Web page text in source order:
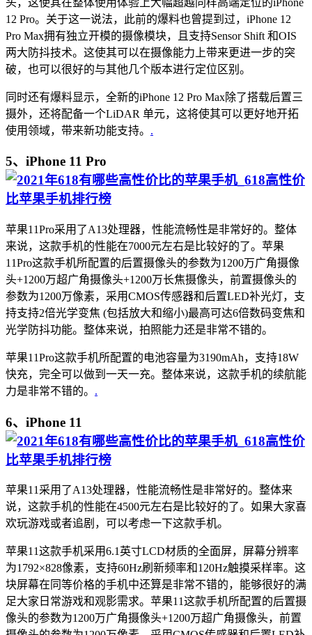
12 Pro。关于这一说法，此前的爆料也曾提到过，iPhone 12
Pro Max拥有独立开模的摄像模块，且支持Sensor Shift 和OIS
两大防抖技术。这使其可以在摄像能力上带来更进一步的突
破，也可以很好的与其他几个版本进行定位区别。
同时还有爆料显示，全新的iPhone 12 Pro Max除了搭载后置三
摄外，还将配备一个LiDAR 单元，这将使其可以更好地开拓
使用领域，带来新功能支持。 .
5、iPhone 11 Pro
苹果11Pro采用了A13处理器，性能流畅性是非常好的。整体
来说，这款手机的性能在7000元左右是比较好的了。苹果
11Pro这款手机所配置的后置摄像头的参数为1200万广角摄像
头+1200万超广角摄像头+1200万长焦摄像头，前置摄像头的
参数为1200万像素，采用CMOS传感器和后置LED补光灯，支
持支持2倍光学变焦 (包括放大和缩小)最高可达6倍数码变焦和
光学防抖功能。整体来说，拍照能力还是非常不错的。
苹果11Pro这款手机所配置的电池容量为3190mAh，支持18W
快充，完全可以做到一天一充。整体来说，这款手机的续航能
力是非常不错的。 .
6、iPhone 11
苹果11采用了A13处理器，性能流畅性是非常好的。整体来
说，这款手机的性能在4500元左右是比较好的了。如果大家喜
欢玩游戏或者追剧，可以考虑一下这款手机。
苹果11这款手机采用6.1英寸LCD材质的全面屏，屏幕分辨率
为1792×828像素，支持60Hz刷新频率和120Hz触摸采样率。这
块屏幕在同等价格的手机中还算是非常不错的，能够很好的满
足大家日常游戏和观影需求。苹果11这款手机所配置的后置摄
像头的参数为1200万广角摄像头+1200万超广角摄像头，前置